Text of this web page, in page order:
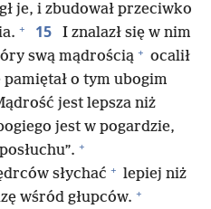
je, i zbudował przeciwko
+ 15
I znalazł się w nim
swą mądrością + ocalił
o tym ubogim
jest lepsza niż
jest w pogardzie,
+
słychać + lepiej niż
wśród głupców. +